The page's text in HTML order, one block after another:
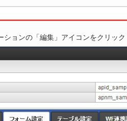
ションの「編集」アイコンをクリッ